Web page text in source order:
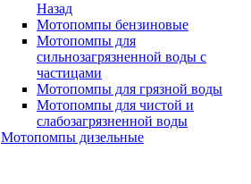
Назад
Мотопомпы бензиновые
Мотопомпы для
сильнозагрязненной воды с
частицами
Мотопомпы для грязной воды
Мотопомпы для чистой и
слабозагрязненной воды
Мотопомпы дизельные